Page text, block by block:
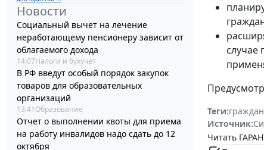
Новости
Социальный вычет на лечение
неработающему пенсионеру зависит от
облагаемого дохода
14:07Налоги и бухучет
В РФ введут особый порядок закупок
товаров для образовательных
организаций
13:41 Образование
Отчет о выполнении квоты для приема
на работу инвалидов надо сдать до 12
октября
случае
Теги:
Источник:
Читать